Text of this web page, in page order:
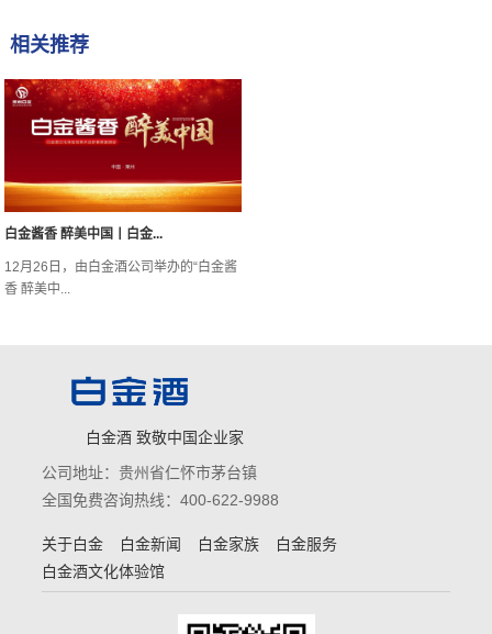
相关推荐
白金酱香 醉美中国丨白金...
12月26日，由白金酒公司举办的“白金酱
香 醉美中...
白金酒 致敬中国企业家
公司地址：贵州省仁怀市茅台镇
全国免费咨询热线：400-622-9988
关于白金 白金新闻 白金家族
白金服务
白金酒文化体验馆